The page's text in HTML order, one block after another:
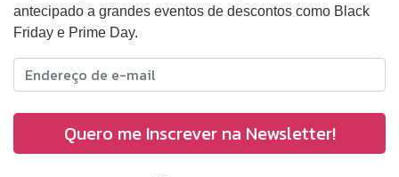
antecipado a grandes eventos de descontos como Black
Friday e Prime Day.